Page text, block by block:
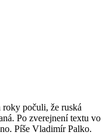
roky počuli, že ruská
Po zverejnení textu vo
Píše Vladimír Palko.